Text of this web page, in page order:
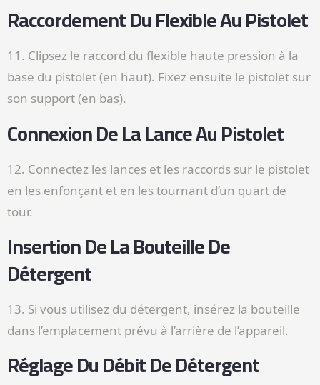
Raccordement Du Flexible Au Pistolet
11. Clipsez le raccord du flexible haute pression à la
base du pistolet (en haut). Fixez ensuite le pistolet sur
son support (en bas).
Connexion De La Lance Au Pistolet
12. Connectez les lances et les raccords sur le pistolet
en les enfonçant et en les tournant d’un quart de
tour.
Insertion De La Bouteille De
Détergent
13. Si vous utilisez du détergent, insérez la bouteille
dans l’emplacement prévu à l’arrière de l’appareil.
Réglage Du Débit De Détergent